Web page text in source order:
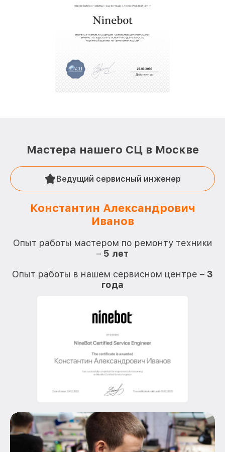
Мастера нашего СЦ в Москве
Ведущий сервисный инженер
Константин Александрович
Иванов
Опыт работы мастером по ремонту техники
– 5 лет
Опыт работы в нашем сервисном центре – 3
года